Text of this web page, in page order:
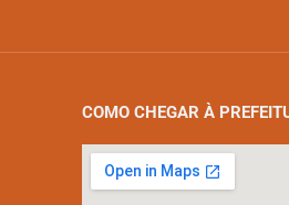
COMO CHEGAR À